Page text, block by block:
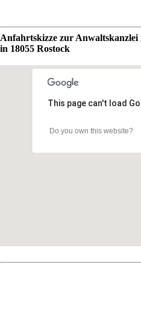
Anfahrtskizze zur Anwaltskanzlei
in 18055 Rostock
This page can't load
Do you own this website?